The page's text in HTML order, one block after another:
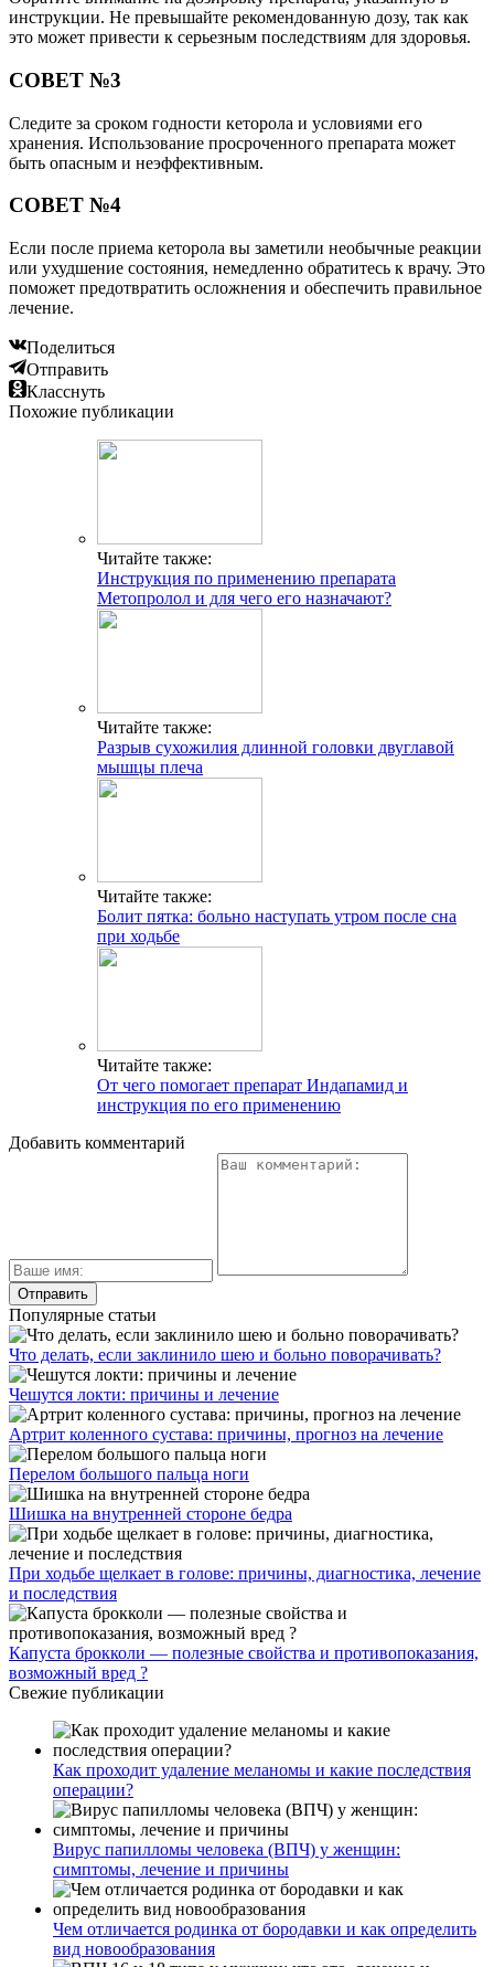
инструкции. Не превышайте рекомендованную дозу, так как
это может привести к серьезным последствиям для здоровья.
СОВЕТ №3
Следите за сроком годности кеторола и условиями его
хранения. Использование просроченного препарата может
быть опасным и неэффективным.
СОВЕТ №4
Если после приема кеторола вы заметили необычные реакции
или ухудшение состояния, немедленно обратитесь к врачу. Это
поможет предотвратить осложнения и обеспечить правильное
лечение.
Поделиться
Отправить
Класснуть
Похожие публикации
Читайте также:
Инструкция по применению препарата
Метопролол и для чего его назначают?
Читайте также:
Разрыв сухожилия длинной головки двуглавой
мышцы плеча
Читайте также:
Болит пятка: больно наступать утром после сна
при ходьбе
Читайте также:
От чего помогает препарат Индапамид и
инструкция по его применению
Добавить комментарий
Популярные статьи
Что делать, если заклинило шею и больно поворачивать?
Чешутся локти: причины и лечение
Артрит коленного сустава: причины, прогноз на лечение
Перелом большого пальца ноги
Шишка на внутренней стороне бедра
При ходьбе щелкает в голове: причины, диагностика, лечение
и последствия
Капуста брокколи — полезные свойства и противопоказания,
возможный вред ?
Свежие публикации
Как проходит удаление меланомы и какие последствия
операции?
Вирус папилломы человека (ВПЧ) у женщин:
симптомы, лечение и причины
Чем отличается родинка от бородавки и как определить
вид новообразования